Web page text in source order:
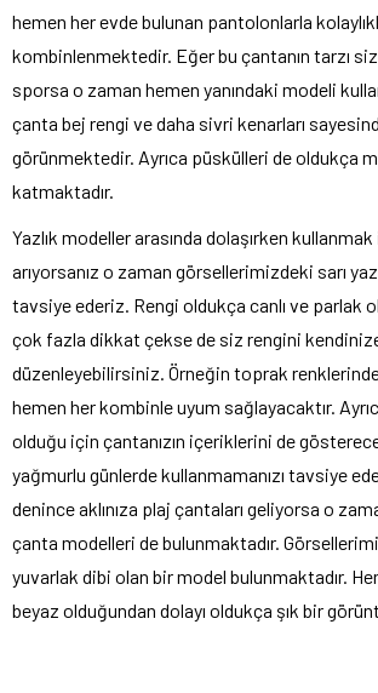
hemen her evde bulunan pantolonlarla
kombinlenmektedir. Eğer bu çantanın tarzı
sporsa o zaman hemen yanındaki modeli
çanta bej rengi ve daha sivri kenarları
görünmektedir. Ayrıca püskülleri de oldukça
katmaktadır.
Yazlık modeller arasında dolaşırken
arıyorsanız o zaman görsellerimizdeki sarı
tavsiye ederiz. Rengi oldukça canlı ve parlak
çok fazla dikkat çekse de siz rengini
düzenleyebilirsiniz. Örneğin toprak
hemen her kombinle uyum sağlayacaktır.
olduğu için çantanızın içeriklerini de
yağmurlu günlerde kullanmamanızı tavsiye
denince aklınıza plaj çantaları geliyorsa o
çanta modelleri de bulunmaktadır.
yuvarlak dibi olan bir model bulunmaktadır.
beyaz olduğundan dolayı oldukça şık bir